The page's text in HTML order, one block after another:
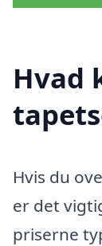
Hvad
Hvis du
er det
priserne